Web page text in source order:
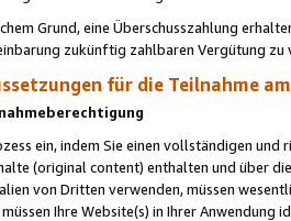
Grund, eine Überschusszahlung
zukünftig zahlbaren Vergütung zu
für die Teilnahme
ein, indem Sie einen vollständigen
(original content) enthalten und über
von Dritten verwenden, müssen
Ihre Website(s) in Ihrer Anwendung